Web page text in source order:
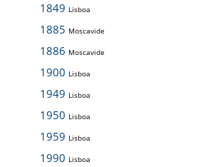
1849 Lisboa
1885 Moscavide
1886 Moscavide
1900 Lisboa
1949 Lisboa
1950 Lisboa
1959 Lisboa
1990 Lisboa